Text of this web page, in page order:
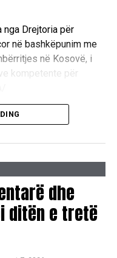
Drejtoria për
në bashkëpunim me
në Kosovë, i
kompetente për
dhe
ditën e tretë